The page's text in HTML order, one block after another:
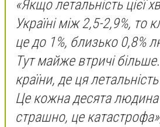
«Якщо летальність цієї
Україні між 2,5-2,9%, то
це до 1%, близько 0,8%
Тут майже втричі
країни, де ця
Це кожна десята людина
страшно, це